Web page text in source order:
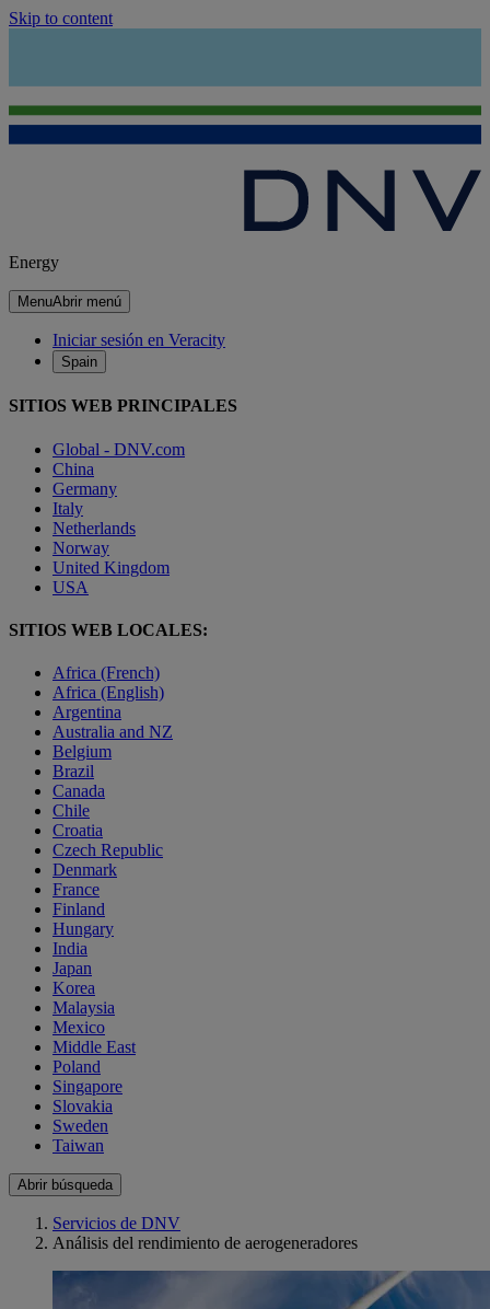
Skip to content
Energy
MenuAbrir menú
Iniciar sesión en Veracity
Spain
SITIOS WEB PRINCIPALES
Global - DNV.com
China
Germany
Italy
Netherlands
Norway
United Kingdom
USA
SITIOS WEB LOCALES:
Africa (French)
Africa (English)
Argentina
Australia and NZ
Belgium
Brazil
Canada
Chile
Croatia
Czech Republic
Denmark
France
Finland
Hungary
India
Japan
Korea
Malaysia
Mexico
Middle East
Poland
Singapore
Slovakia
Sweden
Taiwan
Abrir búsqueda
Servicios de DNV
Análisis del rendimiento de aerogeneradores